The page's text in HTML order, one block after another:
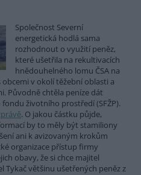
Společnost Severní
energetická hodlá sama
rozhodnout o využití peněz,
které ušetřila na rekultivacích
hnědouhelného lomu ČSA na
v okolí těžební oblasti a
Původně chtěla peníze dát
životního prostředí (SFŽP).
. O jakou částku půjde,
by to měly být stamiliony
ani k avizovaným krokům
organizace přístup firmy
obavy, že si chce majitel
Tykač většinu ušetřených peněz z